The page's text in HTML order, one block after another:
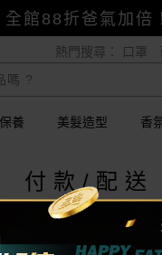
全支付~美幣+全點
全館88折爸氣加倍！
熱門搜尋： 口罩
養 美髮造型 香
付款/配送